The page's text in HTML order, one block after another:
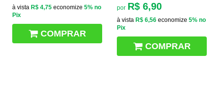
à vista R$ 4,75 economize 5% no
Pix
COMPRAR
por R$ 6,90
à vista R$ 6,56 economize 5% no
Pix
COMPRAR